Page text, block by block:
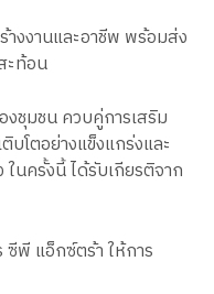
งงานและอาชีพ พร้อมส่ง
ะท้อน
ชุมชน ควบคู่การเสริม
โตอย่างแข็งแกร่งและ
นครั้งนี้ ได้รับเกียรติจาก
พี แอ็กซ์ตร้า ให้การ